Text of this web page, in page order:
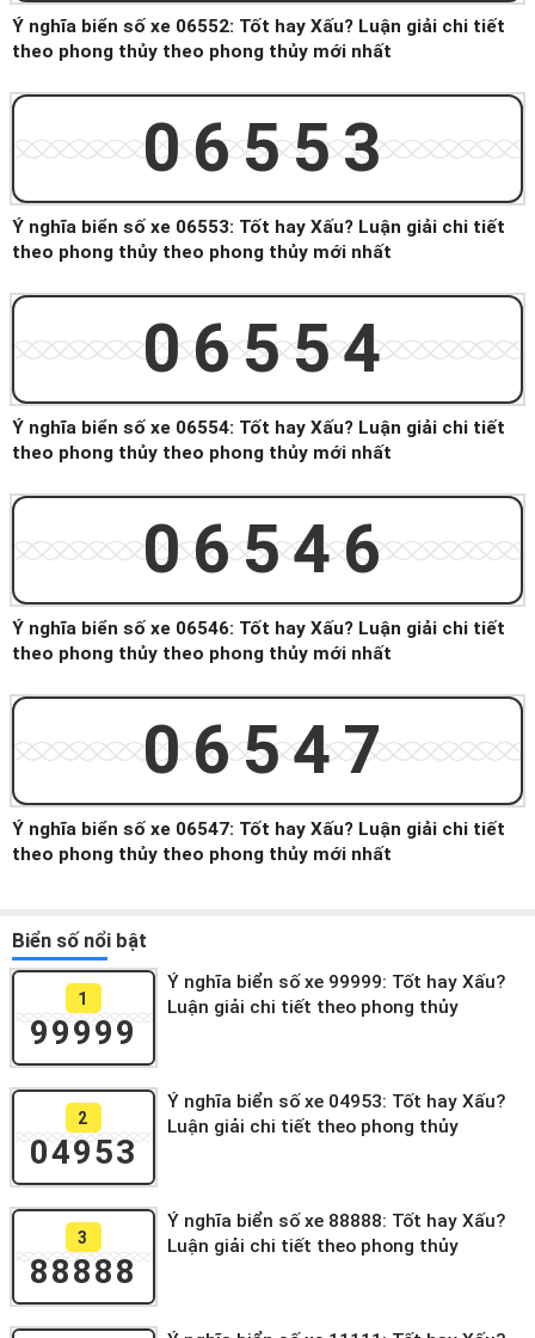
Ý nghĩa biển số xe 06552: Tốt hay Xấu? Luận giải chi tiết
theo phong thủy theo phong thủy mới nhất
06553
Ý nghĩa biển số xe 06553: Tốt hay Xấu? Luận giải chi tiết
theo phong thủy theo phong thủy mới nhất
06554
Ý nghĩa biển số xe 06554: Tốt hay Xấu? Luận giải chi tiết
theo phong thủy theo phong thủy mới nhất
06546
Ý nghĩa biển số xe 06546: Tốt hay Xấu? Luận giải chi tiết
theo phong thủy theo phong thủy mới nhất
06547
Ý nghĩa biển số xe 06547: Tốt hay Xấu? Luận giải chi tiết
theo phong thủy theo phong thủy mới nhất
Biển số nổi bật
1
99999
Ý nghĩa biển số xe 99999: Tốt hay Xấu?
Luận giải chi tiết theo phong thủy
2
04953
Ý nghĩa biển số xe 04953: Tốt hay Xấu?
Luận giải chi tiết theo phong thủy
3
88888
Ý nghĩa biển số xe 88888: Tốt hay Xấu?
Luận giải chi tiết theo phong thủy